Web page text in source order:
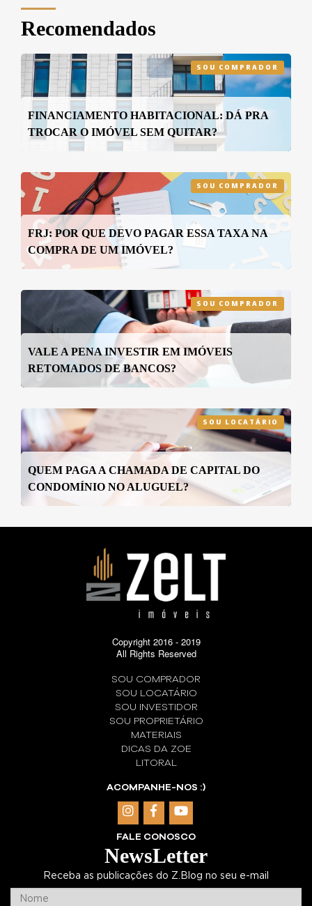
Recomendados
SOU COMPRADOR
FINANCIAMENTO HABITACIONAL: DÁ PRA
TROCAR O IMÓVEL SEM QUITAR?
SOU COMPRADOR
FRJ: POR QUE DEVO PAGAR ESSA TAXA NA
COMPRA DE UM IMÓVEL?
SOU COMPRADOR
VALE A PENA INVESTIR EM IMÓVEIS
RETOMADOS DE BANCOS?
SOU LOCATÁRIO
QUEM PAGA A CHAMADA DE CAPITAL DO
CONDOMÍNIO NO ALUGUEL?
Copyright 2016 - 2019
All Rights Reserved
SOU COMPRADOR
SOU LOCATÁRIO
SOU INVESTIDOR
SOU PROPRIETÁRIO
MATERIAIS
DICAS DA ZOE
LITORAL
ACOMPANHE-NOS :)
FALE CONOSCO
NewsLetter
Receba as publicações do Z.Blog no seu e-mail